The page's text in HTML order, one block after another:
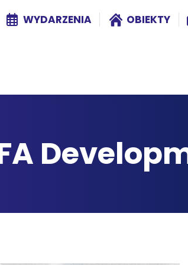
WYDARZENIA OBIEKTY